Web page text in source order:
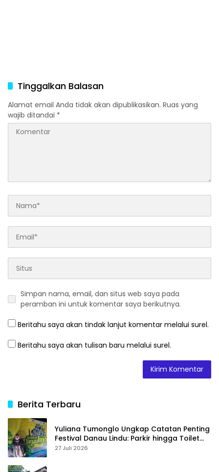
Tinggalkan Balasan
Alamat email Anda tidak akan dipublikasikan. Ruas yang
wajib ditandai *
Simpan nama, email, dan situs web saya pada
peramban ini untuk komentar saya berikutnya.
Beritahu saya akan tindak lanjut komentar melalui surel.
Beritahu saya akan tulisan baru melalui surel.
Berita Terbaru
Yuliana Tumonglo Ungkap Catatan Penting
Festival Danau Lindu: Parkir hingga Toilet
Harus Jadi Prioritas
27 Juli 2026